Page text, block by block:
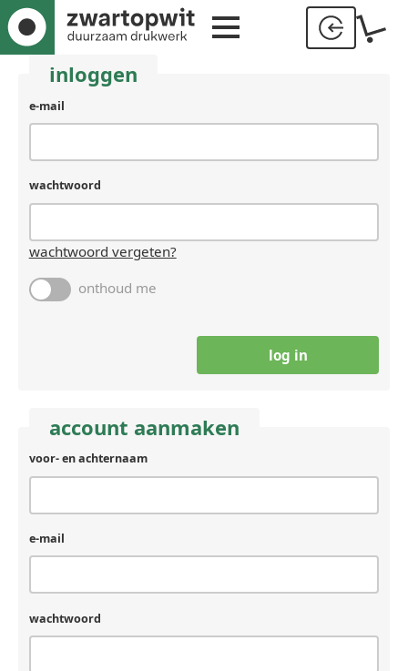
inloggen
gebruikersnaam
(laat
als
een
mens
e-mail
wachtwoord
wachtwoord vergeten?
onthoud me
account aanmaken
voor- en achternaam
e-mail
wachtwoord